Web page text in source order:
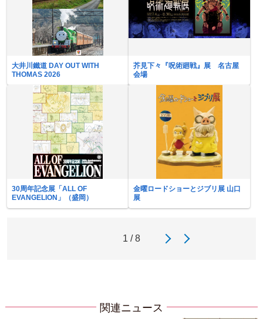
大井川鐵道 DAY OUT WITH
THOMAS 2026
芥見下々『呪術廻戦』展 名古屋
会場
30周年記念展「ALL OF
EVANGELION」（盛岡）
金曜ロードショーとジブリ展 山口
展
1 / 8
関連ニュース